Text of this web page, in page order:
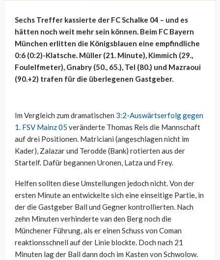
Sechs Treffer kassierte der FC Schalke 04 – und es
hätten noch weit mehr sein können. Beim FC Bayern
München erlitten die Königsblauen eine empfindliche
0:6 (0:2)-Klatsche. Müller (21. Minute), Kimmich (29.,
Foulelfmeter), Gnabry (50., 65.), Tel (80.) und Mazraoui
(90.+2) trafen für die überlegenen Gastgeber.
Im Vergleich zum dramatischen 3:2-Auswärtserfolg gegen
1. FSV Mainz 05 veränderte Thomas Reis die Mannschaft
auf drei Positionen. Matriciani (angeschlagen nicht im
Kader), Zalazar und Terodde (Bank) rotierten aus der
Startelf. Dafür begannen Uronen, Latza und Frey.
Helfen sollten diese Umstellungen jedoch nicht. Von der
ersten Minute an entwickelte sich eine einseitige Partie, in
der die Gastgeber Ball und Gegner kontrollierten. Nach
zehn Minuten verhinderte van den Berg noch die
Münchener Führung, als er einen Schuss von Coman
reaktionsschnell auf der Linie blockte. Doch nach 21
Minuten lag der Ball dann doch im Kasten von Schwolow.